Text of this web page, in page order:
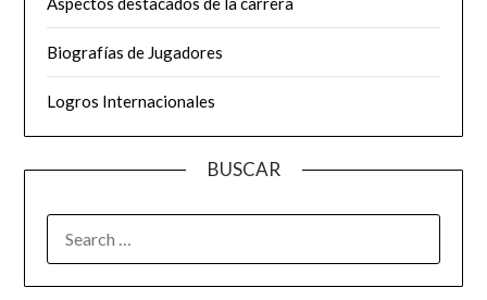
Biografías de Jugadores
Logros Internacionales
BUSCAR
FOR: